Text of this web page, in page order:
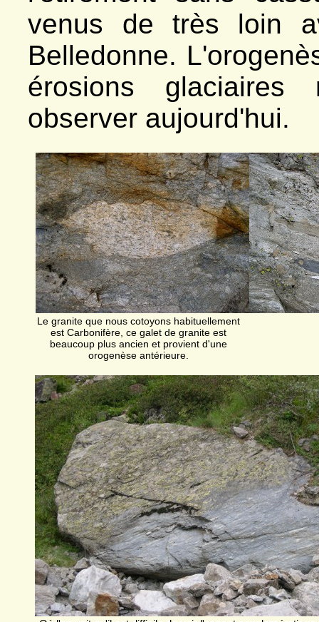
venus de très loin
Belledonne.
érosions
observer aujourd'hui.
Le granite que nous cotoyons habituellement
est Carbonifère, ce galet de granite est
beaucoup plus ancien et provient d'une
orogenèse antérieure.